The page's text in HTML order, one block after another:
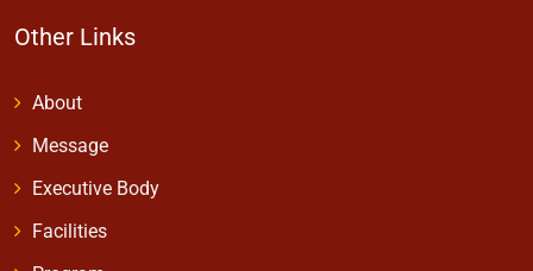
Other Links
About
Message
Executive Body
Facilities